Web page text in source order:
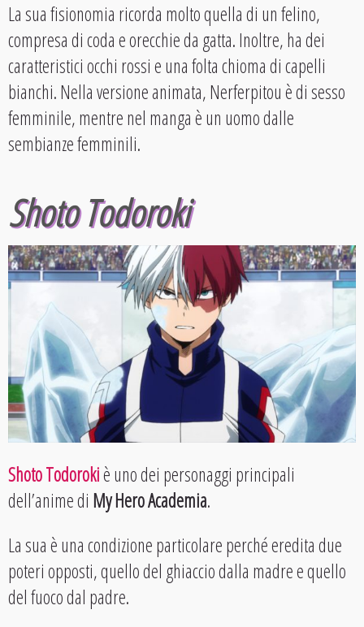
La sua fisionomia ricorda molto quella di un felino,
compresa di coda e orecchie da gatta. Inoltre, ha dei
caratteristici occhi rossi e una folta chioma di capelli
bianchi. Nella versione animata, Nerferpitou è di sesso
femminile, mentre nel manga è un uomo dalle
sembianze femminili.
Shoto Todoroki
Shoto Todorokiè uno dei personaggi principali
dell’anime di My Hero Academia.
La sua è una condizione particolare perché eredita due
poteri opposti, quello del ghiaccio dalla madre e quello
del fuoco dal padre.